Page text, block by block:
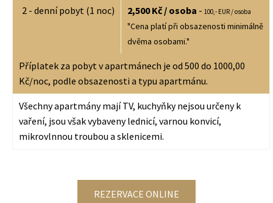
2 - denní pobyt (1 noc) 2,500 Kč / osoba - 100,- EUR / osoba
"Cena platí při obsazenosti minimálně
dvěma osobami."
Příplatek za pobyt v apartmánech je od 500 do 1000,00
Kč/noc, podle obsazenosti a typu apartmánu.
Všechny apartmány mají TV, kuchyňky nejsou určeny k
vaření, jsou však vybaveny lednicí, varnou konvicí,
mikrovlnnou troubou a sklenicemi.
REZERVACE ONLINE